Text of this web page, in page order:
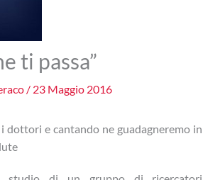
ti passa”
/ 23 Maggio 2016
dottori e cantando ne guadagneremo in